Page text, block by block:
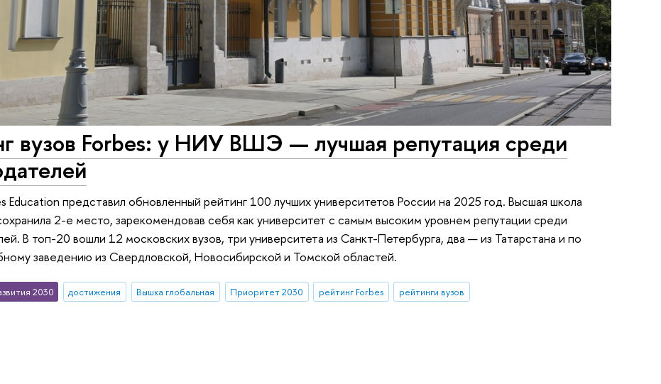
вузов Forbes: у НИУ ВШЭ — лучшая репутация среди
Education представил обновленный рейтинг 100 лучших университетов России на 2025 год. Высшая школа
2-е место, зарекомендовав себя как университет с самым высоким уровнем репутации среди
В топ-20 вошли 12 московских вузов, три университета из Санкт-Петербурга, два — из Татарстана и по
заведению из Свердловской, Новосибирской и Томской областей.
2030 достижения Вышка глобальная Приоритет 2030 рейтинг Forbes рейтинги вузов